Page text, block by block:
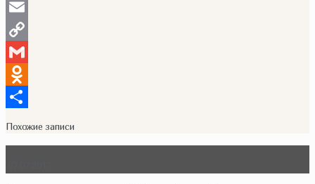
WhatsApp
Email
Copy
Link
Gmail
Odnoklassniki
Похожие записи